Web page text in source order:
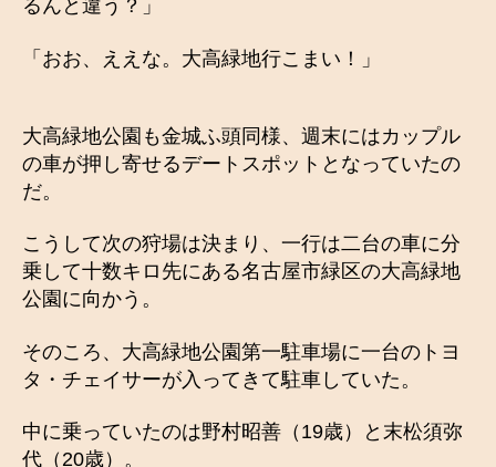
るんと違う？」
「おお、ええな。大高緑地行こまい！」
大高緑地公園も金城ふ頭同様、週末にはカップル
の車が押し寄せるデートスポットとなっていたの
だ。
こうして次の狩場は決まり、一行は二台の車に分
乗して十数キロ先にある名古屋市緑区の大高緑地
公園に向かう。
そのころ、大高緑地公園第一駐車場に一台のトヨ
タ・チェイサーが入ってきて駐車していた。
中に乗っていたのは野村昭善（19歳）と末松須弥
代（20歳）。